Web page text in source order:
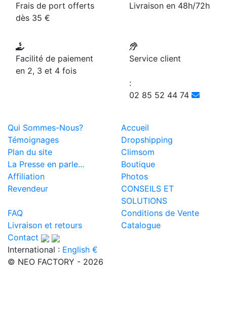
Frais de port offerts
dès 35 €
Livraison en 48h/72h
Facilité de paiement
en 2, 3 et 4 fois
Service client
:
02 85 52 44 74
Qui Sommes-Nous?
Accueil
Témoignages
Dropshipping
Plan du site
Climsom
La Presse en parle...
Boutique
Affiliation
Photos
Revendeur
CONSEILS ET
SOLUTIONS
FAQ
Conditions de Vente
Livraison et retours
Catalogue
Contact
International : English €
© NEO FACTORY - 2026